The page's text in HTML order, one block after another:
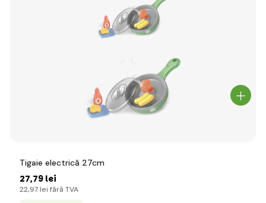
Tigaie electrică 27cm
27,79 lei
22,97 lei fără TVA